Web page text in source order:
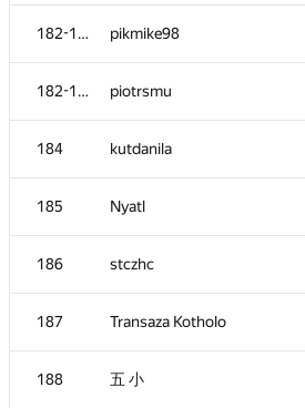
182-183 pikmike98
182-183 piotrsmu
184 kutdanila
185 Nyatl
186 stczhc
187 Transaza Kotholo
188 五 小
165 HIR180
166 gdepyani
167 PavelSavchenkov
Кирилл Федоров
ShCoDeRoK
170 Alex Mayorov
171 yabberd